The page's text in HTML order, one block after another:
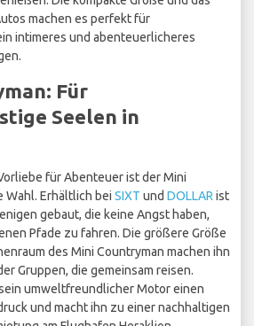
machen es perfekt für
intimeres und abenteuerlicheres
Für
Seelen in
für Abenteuer ist der Mini
Wahl. Erhältlich bei SIXT und DOLLAR ist
gebaut, die keine Angst haben,
Pfade zu fahren. Die größere Größe
des Mini Countryman machen ihn
Gruppen, die gemeinsam reisen.
umweltfreundlicher Motor einen
und macht ihn zu einer nachhaltigen